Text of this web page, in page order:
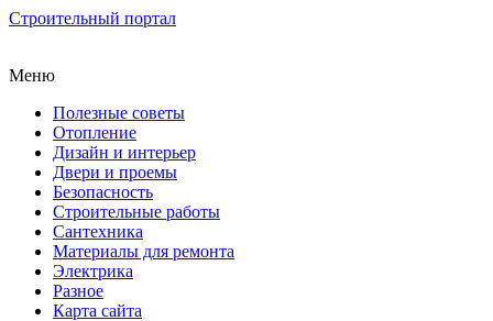
Строительный портал
Меню
Полезные советы
Отопление
Дизайн и интерьер
Двери и проемы
Безопасность
Строительные работы
Сантехника
Материалы для ремонта
Электрика
Разное
Карта сайта